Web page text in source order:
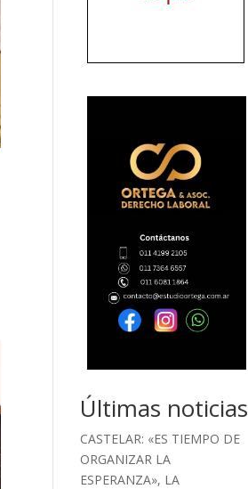
Últimas noticias
CASTELAR: «ES TIEMPO DE
ORGANIZAR LA
ESPERANZA», LA